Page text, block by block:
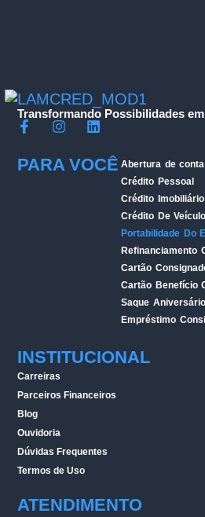
Transformando Possibilidades
INSTITUCIONAL
Carreiras
Parceiros Financeiros
Blog
Ouvidoria
Dúvidas Frequentes
Termos de Uso
PARA VOCÊ Abertura de
Crédito Pessoal
Crédito Imobiliário
Crédito De Veículo
Portabilidade Do
Refinanciamento
Cartão
Cartão Benefício
Saque
Empréstimo
ATENDIMENTO